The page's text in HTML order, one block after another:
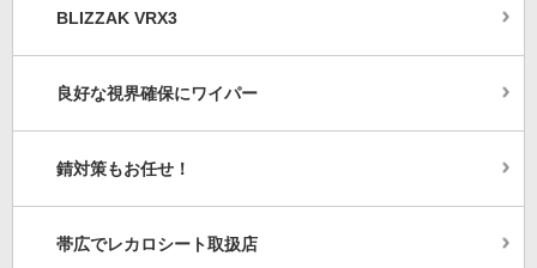
BLIZZAK VRX3
良好な視界確保にワイパー
錆対策もお任せ！
帯広でレカロシート取扱店